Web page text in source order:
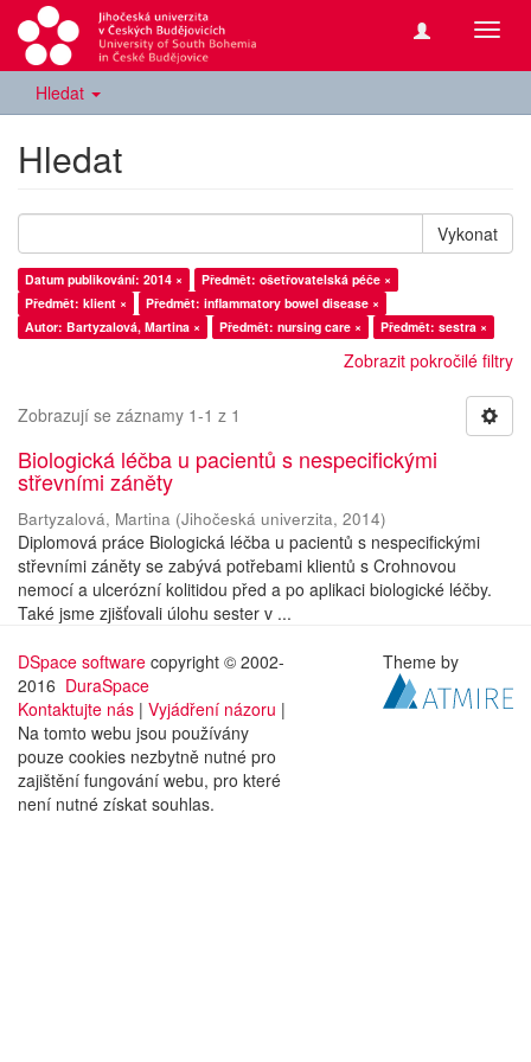
Hledat
Hledat
Vykonat
Datum publikování: 2014 ×
Předmět: ošetřovatelská péče ×
Předmět: klient ×
Předmět: inflammatory bowel disease ×
Autor: Bartyzalová, Martina ×
Předmět: nursing care × Předmět: sestra ×
Zobrazit pokročilé filtry
Zobrazují se záznamy 1-1 z 1
Biologická léčba u pacientů s nespecifickými
střevními záněty
Bartyzalová, Martina (Jihočeská univerzita, 2014)
Diplomová práce Biologická léčba u pacientů s nespecifickými
střevními záněty se zabývá potřebami klientů s Crohnovou
nemocí a ulcerózní kolitidou před a po aplikaci biologické léčby.
Také jsme zjišťovali úlohu sester v ...
DSpace software copyright © 2002-
2016 DuraSpace
Kontaktujte nás | Vyjádření názoru |
Na tomto webu jsou používány
pouze cookies nezbytně nutné pro
zajištění fungování webu, pro které
není nutné získat souhlas.
Theme by